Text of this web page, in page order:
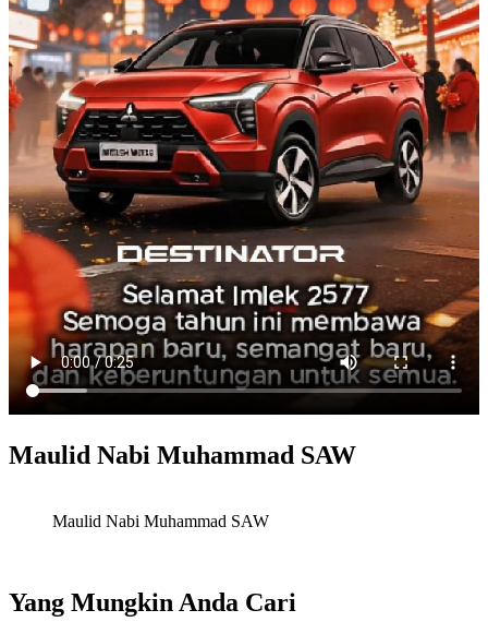
Maulid Nabi Muhammad SAW
Maulid Nabi Muhammad SAW
Yang Mungkin Anda Cari